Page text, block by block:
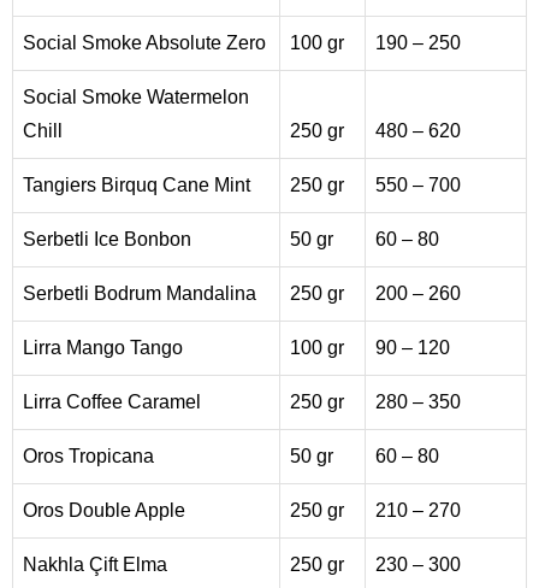
Social Smoke Absolute Zero 100 gr 190 – 250
Social Smoke Watermelon
Chill
250 gr 480 – 620
Tangiers Birquq Cane Mint 250 gr 550 – 700
Serbetli Ice Bonbon 50 gr 60 – 80
Serbetli Bodrum Mandalina 250 gr 200 – 260
Lirra Mango Tango 100 gr 90 – 120
Lirra Coffee Caramel 250 gr 280 – 350
Oros Tropicana 50 gr 60 – 80
Oros Double Apple 250 gr 210 – 270
Nakhla Çift Elma 250 gr 230 – 300